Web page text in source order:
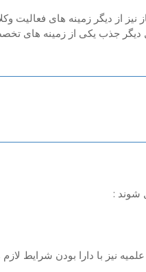
دیگر زمینه های فعالیت
دیگر جذب یکی از زمینه های
شوند :
نیز با دارا بودن شرایط